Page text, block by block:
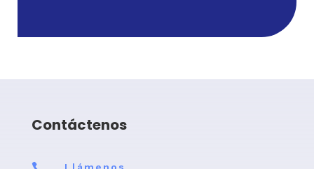
Contáctenos
Llámenos